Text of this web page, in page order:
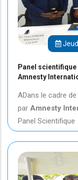
Panel
Amnesty
ADans le cadre
par Amnesty
Panel Scientifique